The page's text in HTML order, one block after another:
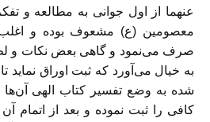
عنهما از اول جوانی به مطالعه و
معصومین (ع) مشعوف بوده و اغلب
صرف می‌نمود و گاهی بعض نکات و
به خیال می‌آورد که ثبت اوراق نماید
شده به وضع تفسیر کتاب الهی آن‌ها
کافی را ثبت نموده و بعد از اتمام